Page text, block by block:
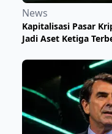
News
Kapitalisasi Pasar
Jadi Aset Ketiga